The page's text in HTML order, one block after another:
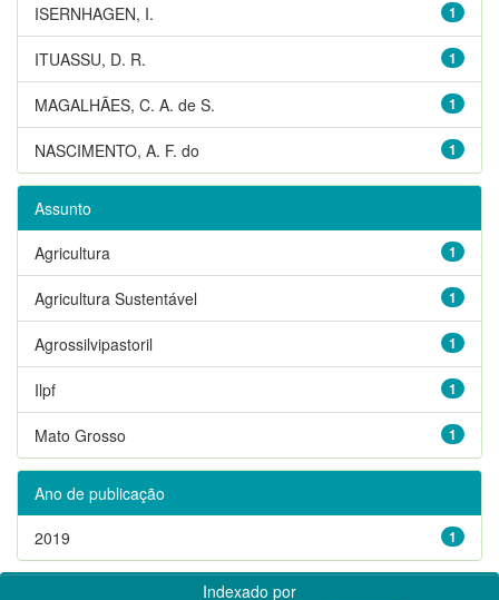
1
ISERNHAGEN, I.
1
ITUASSU, D. R.
1
MAGALHÃES, C. A. de S.
1
NASCIMENTO, A. F. do
Assunto
1
Agricultura
1
Agricultura Sustentável
1
Agrossilvipastoril
1
Ilpf
1
Mato Grosso
Ano de publicação
1
2019
Indexado por